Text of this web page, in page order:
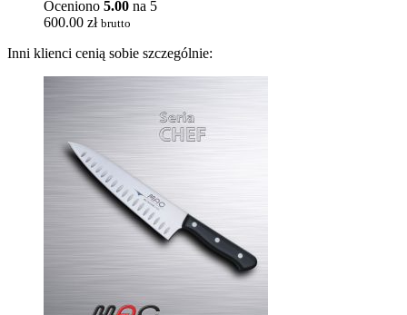
Oceniono 5.00 na 5
600.00 zł brutto
Inni klienci cenią sobie szczególnie: